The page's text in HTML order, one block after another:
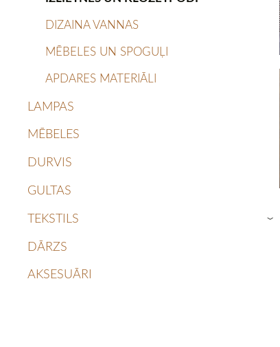
DIZAINA VANNAS
MĒBELES UN SPOGUĻI
APDARES MATERIĀLI
LAMPAS
MĒBELES
DURVIS
GULTAS
TEKSTILS
›
DĀRZS
AKSESUĀRI